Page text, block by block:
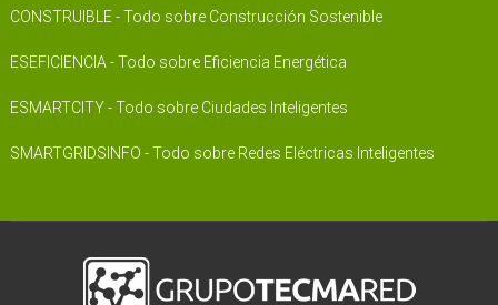
CONSTRUIBLE - Todo sobre Construcción Sostenible
ESEFICIENCIA - Todo sobre Eficiencia Energética
ESMARTCITY - Todo sobre Ciudades Inteligentes
SMARTGRIDSINFO - Todo sobre Redes Eléctricas Inteligentes